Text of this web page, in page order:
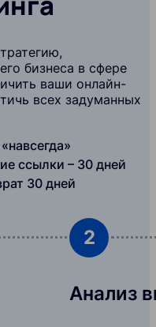
бизнеса в сфере
ваши онлайн-
всех задуманных
ссылки – 30 дней
30 дней
2
Анализ